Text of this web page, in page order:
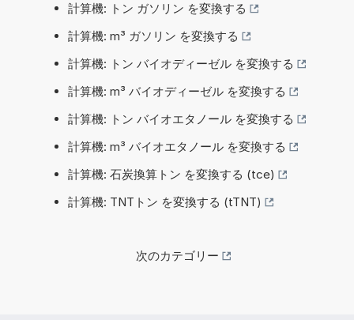
計算機: トン ガソリン を変換する
計算機: m³ ガソリン を変換する
計算機: トン バイオディーゼル を変換する
計算機: m³ バイオディーゼル を変換する
計算機: トン バイオエタノール を変換する
計算機: m³ バイオエタノール を変換する
計算機: 石炭換算トン を変換する (tce)
計算機: TNTトン を変換する (tTNT)
次のカテゴリー